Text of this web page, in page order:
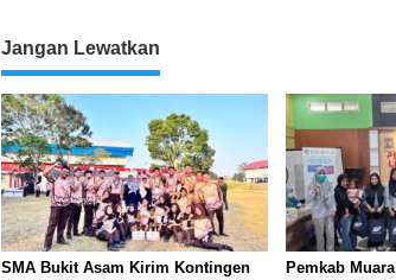
Jangan Lewatkan
SMA Bukit Asam Kirim Kontingen
Pemkab